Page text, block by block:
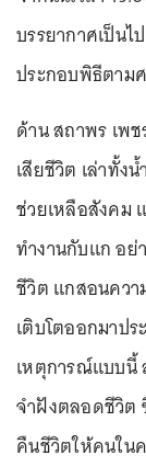
บรรยากาศเป็น
ประกอบพิธีตาม
ด้าน สถาพร เพ
เสียชีวิต เล่าทั้ง
ช่วยเหลือสังคม
ทำงานกับแก อย่
ชีวิต แกสอนควา
เติบโตออกมาปร
เหตุการณ์แบบนี้
จำฝังตลอดชีวิต
คืนชีวิตให้คนใน